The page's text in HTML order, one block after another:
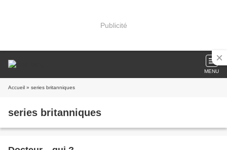
Publicité
MENU
Accueil » series britanniques
series britanniques